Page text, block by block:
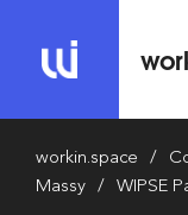
workin.space
Massy
WIPSE